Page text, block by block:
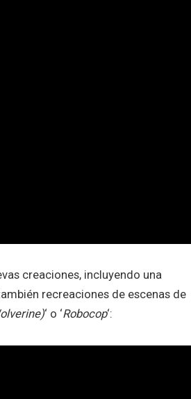
creaciones, incluyendo una
recreaciones de escenas de
‘ o ‘Robocop‘: